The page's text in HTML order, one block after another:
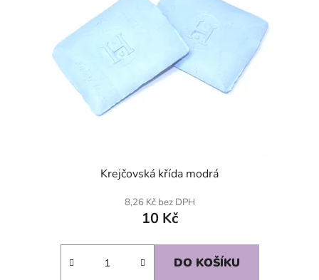
Krejčovská křída modrá
8,26 Kč bez DPH
10 Kč
DO KOŠÍKU